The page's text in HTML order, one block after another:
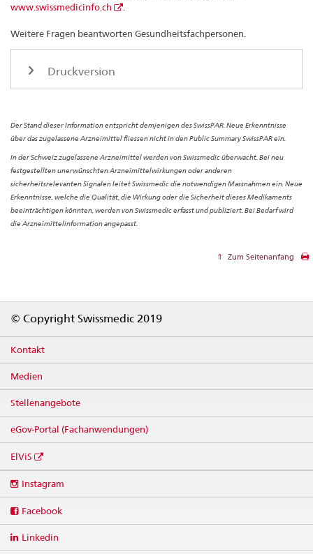
www.swissmedicinfo.ch
Weitere Fragen beantworten Gesundheitsfachpersonen.
Druckversion
Der Stand dieser Information entspricht demjenigen des SwissPAR. Neue Erkenntnisse
über das zugelassene Arzneimittel fliessen nicht in den Public Summary SwissPAR ein.
In der Schweiz zugelassene Arzneimittel werden von Swissmedic überwacht. Bei neu
festgestellten unerwünschten Arzneimittelwirkungen oder anderen
sicherheitsrelevanten Signalen leitet Swissmedic die notwendigen Massnahmen ein. Neue
Erkenntnisse, welche die Qualität, die Wirkung oder die Sicherheit dieses Medikaments
beeinträchtigen könnten, werden von Swissmedic erfasst und publiziert. Bei Bedarf wird
die Arzneimittelinformation angepasst.
Zum Seitenanfang
© Copyright Swissmedic 2019
Kontakt
Medien
Stellenangebote
eGov-Portal (Fachanwendungen)
ElViS
media
Instagram
Facebook
Linkedin